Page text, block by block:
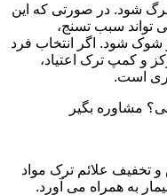
شود. در صورتی که این
تواند سبب تسنج،
شوک شود. اگر انتخاب فرد
و کمپ ترک اعتیاد،
است.
مشاوره بگیر
تخفیف علائم ترک مواد
به همراه می آورد.